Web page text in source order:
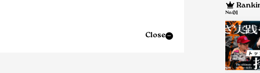
Close
No.